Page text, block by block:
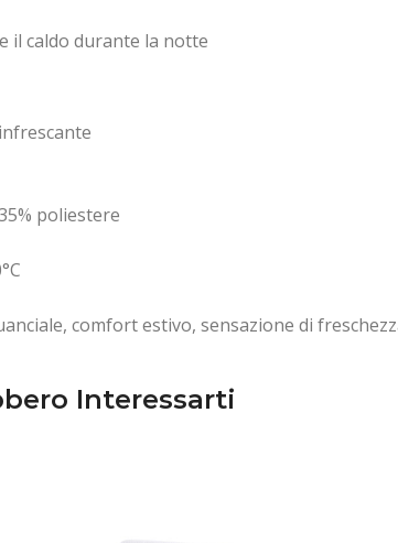
il caldo durante la notte
poliestere
comfort estivo, sensazione di
Interessarti